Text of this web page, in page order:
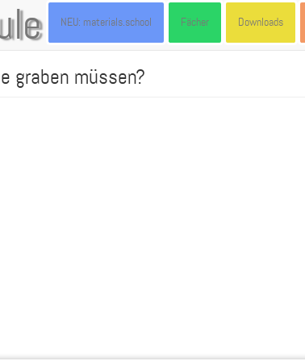
NEU: materials.school Fächer Downloads
graben müssen?